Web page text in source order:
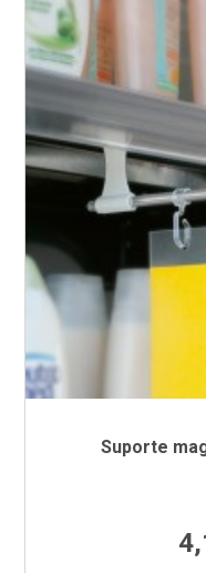
Suporte